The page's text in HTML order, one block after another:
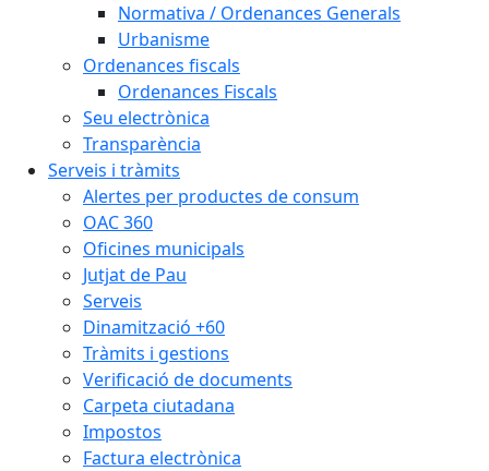
Normativa / Ordenances Generals
Urbanisme
Ordenances fiscals
Ordenances Fiscals
Seu electrònica
Transparència
Serveis i tràmits
Alertes per productes de consum
OAC 360
Oficines municipals
Jutjat de Pau
Serveis
Dinamització +60
Tràmits i gestions
Verificació de documents
Carpeta ciutadana
Impostos
Factura electrònica